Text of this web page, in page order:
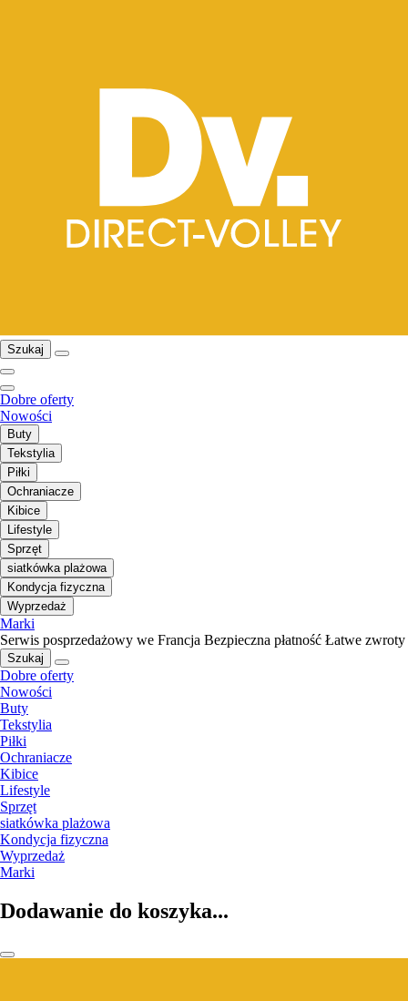
Szukaj
Dobre oferty
Nowości
Buty
Tekstylia
Piłki
Ochraniacze
Kibice
Lifestyle
Sprzęt
siatkówka plażowa
Kondycja fizyczna
Wyprzedaż
Marki
Serwis posprzedażowy we Francja Bezpieczna płatność Łatwe zwroty
Szukaj
Dobre oferty
Nowości
Buty
Tekstylia
Piłki
Ochraniacze
Kibice
Lifestyle
Sprzęt
siatkówka plażowa
Kondycja fizyczna
Wyprzedaż
Marki
Dodawanie do koszyka...